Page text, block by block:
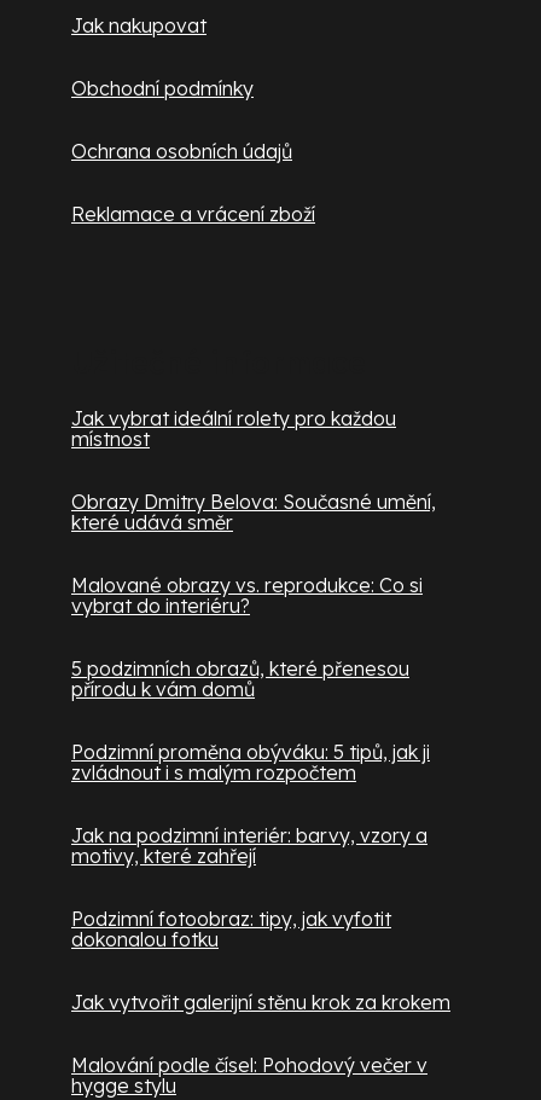
Jak nakupovat
Obchodní podmínky
Ochrana osobních údajů
Reklamace a vrácení zboží
Jak vybrat ideální rolety pro každou
místnost
Obrazy Dmitry Belova: Současné umění,
které udává směr
Malované obrazy vs. reprodukce: Co si
vybrat do interiéru?
5 podzimních obrazů, které přenesou
přírodu k vám domů
Podzimní proměna obýváku: 5 tipů, jak ji
zvládnout i s malým rozpočtem
Jak na podzimní interiér: barvy, vzory a
motivy, které zahřejí
Podzimní fotoobraz: tipy, jak vyfotit
dokonalou fotku
Jak vytvořit galerijní stěnu krok za krokem
Malování podle čísel: Pohodový večer v
hygge stylu